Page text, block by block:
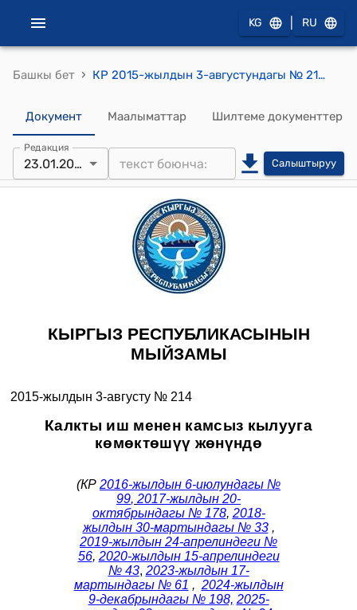
KG RU
Башкы бет › КР 2015-жылдын 3-августундагы № 214 "Калкты иш менен камсыз кылууга көмөктөшүү жөнүндө" Мыйзамы
Документ Маалыматтар Шилтеме документтер
Редакция
23.01.2025 Салыштыруу